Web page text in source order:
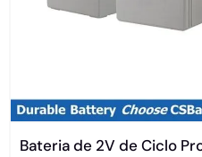
Bateria de 2V de Ciclo